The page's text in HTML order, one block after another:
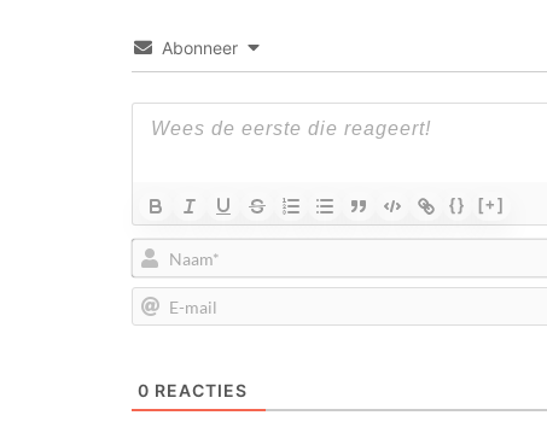
Abonneer
{} [+]
0 REACTIES